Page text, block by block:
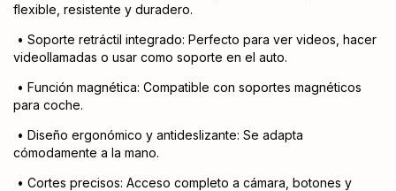
flexible, resistente y duradero.
• Soporte retráctil integrado: Perfecto para ver videos, hacer
videollamadas o usar como soporte en el auto.
• Función magnética: Compatible con soportes magnéticos
para coche.
• Diseño ergonómico y antideslizante: Se adapta
cómodamente a la mano.
• Cortes precisos: Acceso completo a cámara, botones y